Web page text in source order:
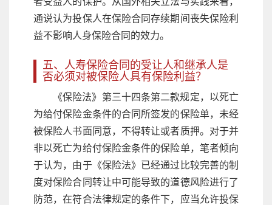
通说认为投保人在保险合同存续期间丧失保险利
益不影响人身保险合同的效力。
五、人寿保险合同的受让人和继承人是
否必须对被保险人具有保险利益？
《保险法》第三十四条第二款规定，以死亡
为给付保险金条件的合同所签发的保险单，未经
被保险人书面同意，不得转让或者质押。对于并
非以死亡为给付保险金条件的保险单，笔者倾向
于认为，由于《保险法》已经通过比较完善的制
度对保险合同转让中可能导致的道德风险进行了
防范，在符合法律规定的条件下，应当允许投保